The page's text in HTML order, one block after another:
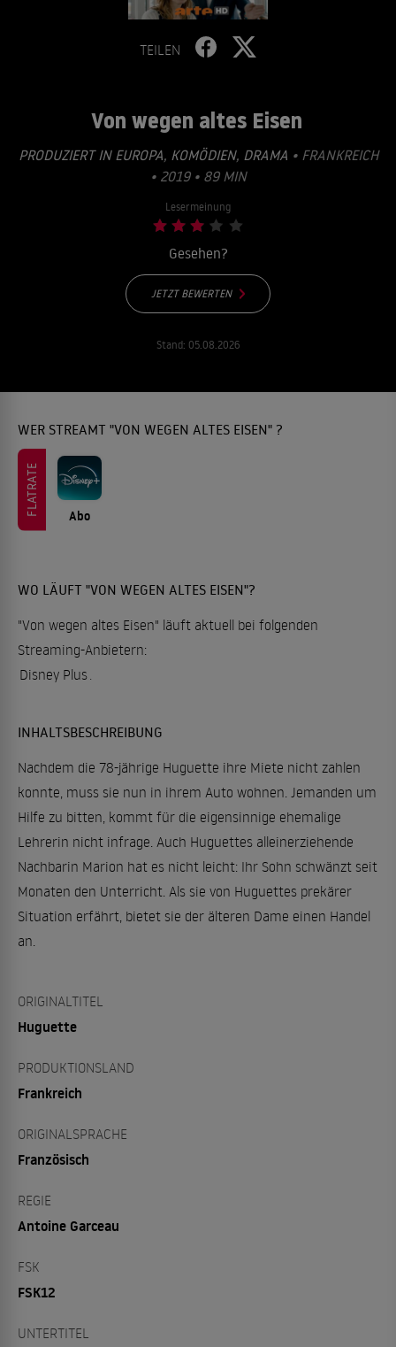
TEILEN
Von wegen altes Eisen
PRODUZIERT IN EUROPA, KOMÖDIEN, DRAMA • FRANKREICH
• 2019 • 89 MIN
Lesermeinung
Gesehen?
JETZT BEWERTEN
Stand: 05.08.2026
WER STREAMT "VON WEGEN ALTES EISEN" ?
FLATRATE Abo
WO LÄUFT "VON WEGEN ALTES EISEN"?
"Von wegen altes Eisen" läuft aktuell bei folgenden
Streaming-Anbietern:
Disney Plus
INHALTSBESCHREIBUNG
Nachdem die 78-jährige Huguette ihre Miete nicht zahlen
konnte, muss sie nun in ihrem Auto wohnen. Jemanden um
Hilfe zu bitten, kommt für die eigensinnige ehemalige
Lehrerin nicht infrage. Auch Huguettes alleinerziehende
Nachbarin Marion hat es nicht leicht: Ihr Sohn schwänzt seit
Monaten den Unterricht. Als sie von Huguettes prekärer
Situation erfährt, bietet sie der älteren Dame einen Handel
an.
ORIGINALTITEL
Huguette
PRODUKTIONSLAND
Frankreich
ORIGINALSPRACHE
Französisch
REGIE
Antoine Garceau
FSK
FSK12
UNTERTITEL